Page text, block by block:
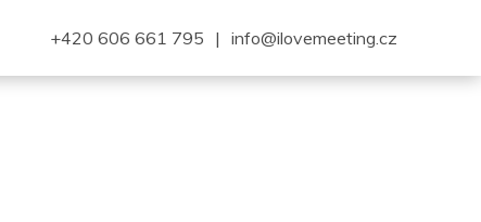
+420 606 661 795 | info@ilovemeeting.cz